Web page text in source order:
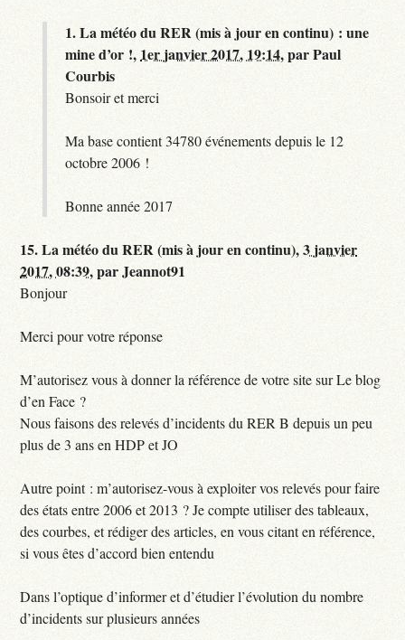
1.La météo du RER (mis à jour en continu) : une
mine d’or !, 1er janvier 2017, 19:14,parPaul
Courbis
Bonsoir et merci
Ma base contient 34780 événements depuis le 12
octobre 2006 !
Bonne année 2017
15.La météo du RER (mis à jour en continu),3 janvier
2017, 08:39,parJeannot91
Bonjour
Merci pour votre réponse
M’autorisez vous à donner la référence de votre site sur Le blog
d’en Face ?
Nous faisons des relevés d’incidents du RER B depuis un peu
plus de 3 ans en HDP et JO
Autre point : m’autorisez-vous à exploiter vos relevés pour faire
des états entre 2006 et 2013 ? Je compte utiliser des tableaux,
des courbes, et rédiger des articles, en vous citant en référence,
si vous êtes d’accord bien entendu
Dans l’optique d’informer et d’étudier l’évolution du nombre
d’incidents sur plusieurs années